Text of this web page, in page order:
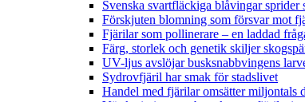
Svenska svartfläckiga blåvingar sprider
Förskjuten blomning som försvar mot
Fjärilar som pollinerare – en laddad
Färg, storlek och genetik skiljer
UV-ljus avslöjar busksnabbvingens
Sydrovfjäril har smak för stadslivet
Handel med fjärilar omsätter miljontals